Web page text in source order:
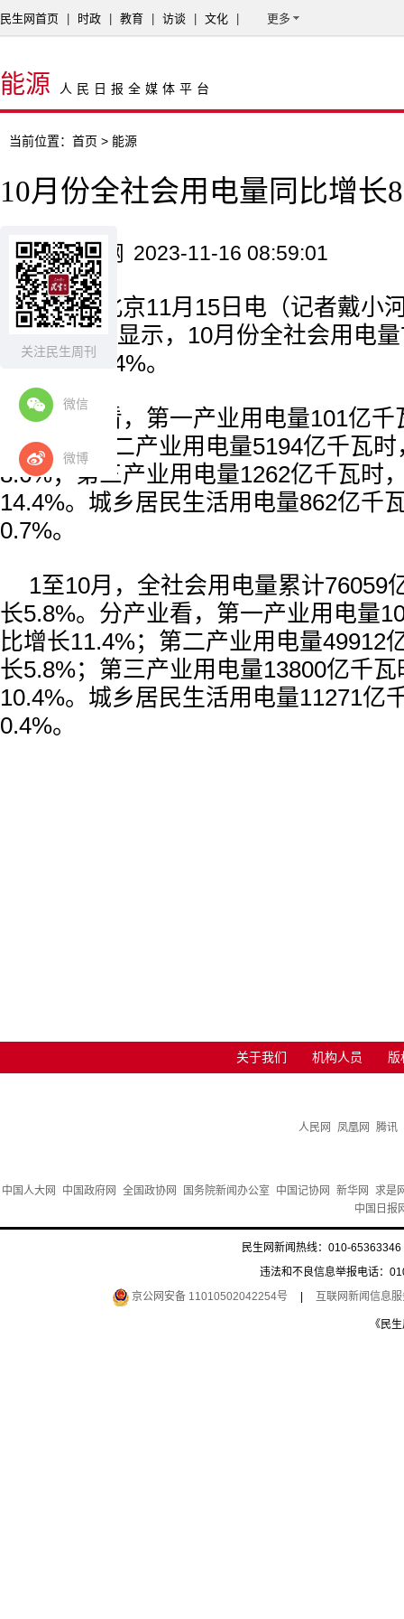
关注民生周刊
微信
微博
民生网首页 时政 教育 访谈 文化 更多
能源 人民日报全媒体平台
当前位置： 首页 > 能源
10月份全社会用电量同比增长
来源：新华网 2023-11-16 08:59:01
新华社北京11月15日电（记者戴小
日发布数据显示，10月份全社会用电
同比增长8.4%。
分产业看，第一产业用电量101亿千
12.2%；第二产业用电量5194亿千瓦
8.6%；第三产业用电量1262亿千瓦时
14.4%。城乡居民生活用电量862亿千
0.7%。
1至10月，全社会用电量累计76059
长5.8%。分产业看，第一产业用电量
比增长11.4%；第二产业用电量49912
长5.8%；第三产业用电量13800亿千
10.4%。城乡居民生活用电量11271亿
0.4%。
关于我们 机构人员 版
人民网 凤凰网 腾讯
中国人大网 中国政府网 全国政协网 国务院新闻办公室 中国记协网 新华网
求是
中国日报
民生网新闻热线：010-
违法和不良信息举报电话：
京公网安备 11010502042254号
互联网新闻信息
《民